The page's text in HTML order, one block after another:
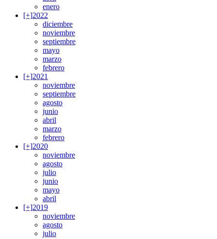
enero
[+]2022
diciembre
noviembre
septiembre
mayo
marzo
febrero
[+]2021
noviembre
septiembre
agosto
junio
abril
marzo
febrero
[+]2020
noviembre
agosto
julio
junio
mayo
abril
[+]2019
noviembre
agosto
julio